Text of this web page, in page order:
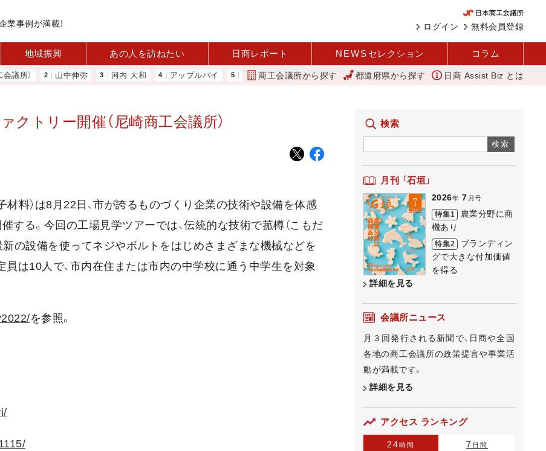
業事例が満載！ 無料会員登録
ログイン
地域振興 あの人を訪ねたい 日商レポート NEWS セレクション コラム
） 山中伸弥 河内 大和 アップルパイ 「あったらいいね」を商品化 視点を変えて壁を越える女性経営者 西谷 11月4日に「
商工会議所から探す 都道府県から探す 日商 Assist Biz とは
トリー開催（尼崎商工会議所）
材料）は8月22日、市が誇るものづくり企業の技術や設備を体感
する。今回の工場見学ツアーでは、伝統的な技術で菰樽（こもだ
新の設備を使ってネジやボルトをはじめさまざまな機械などを
員は10人で、市内在住または市内の中学校に通う中学生を対象
を参照。
検索
検索
月刊 「石垣」
2026年 7 月号
特集1
農業分野に商
機あり
特集2
ブランディン
グで大きな付加価値
を得る
詳細を見る
会議所ニュース
月３回発行される新聞で、日商や全国
各地の商工会議所の政策提言や事業活
動が満載です。
詳細を見る
アクセス ランキング
24時間 7 日間